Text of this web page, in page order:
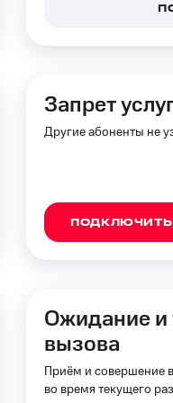
доступ к
ГудокМой МТС
15%
МТСНастройки
картуМТС Pay
доступ к
нашем приложении
Запрет
Другие абоненты не
ПОДКЛЮЧИТЬ
Ожидание
вызова
Приём и совершение
во время текущего